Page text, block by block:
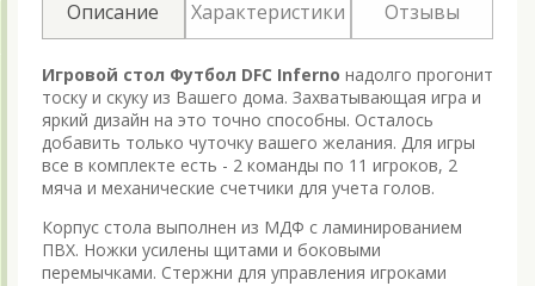
Описание Характеристики Отзывы
Игровой стол Футбол DFC Inferno надолго прогонит
тоску и скуку из Вашего дома. Захватывающая игра и
яркий дизайн на это точно способны. Осталось
добавить только чуточку вашего желания. Для игры
все в комплекте есть - 2 команды по 11 игроков, 2
мяча и механические счетчики для учета голов.
Корпус стола выполнен из МДФ с ламинированием
ПВХ. Ножки усилены щитами и боковыми
перемычками. Стержни для управления игроками